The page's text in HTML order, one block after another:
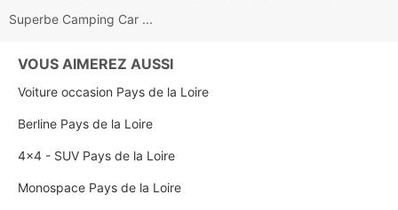
Superbe Camping Car ...
VOUS AIMEREZ AUSSI
Voiture occasion Pays de la Loire
Berline Pays de la Loire
4x4 - SUV Pays de la Loire
Monospace Pays de la Loire